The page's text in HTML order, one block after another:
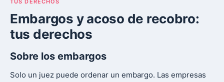
Embargos y acoso de recobro:
tus derechos
Sobre los embargos
Solo un juez puede ordenar un embargo. Las empresas